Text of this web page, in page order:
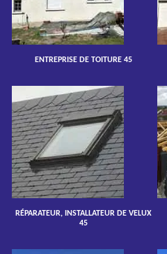
ENTREPRISE DE TOITURE 45
RÉPARATEUR, INSTALLATEUR DE VELUX
45